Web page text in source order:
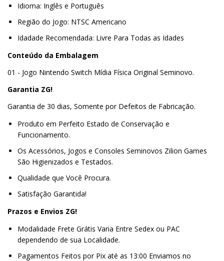
Idioma: Inglês e Português
Região do Jogo: NTSC Americano
Idadade Recomendada: Livre Para Todas as Idades
Conteúdo da Embalagem
01 - Jogo Nintendo Switch Mídia Física Original Seminovo.
Garantia ZG!
Garantia de 30 dias, Somente por Defeitos de Fabricação.
Produto em Perfeito Estado de Conservação e
Funcionamento.
Os Acessórios, Jogos e Consoles Seminovos Zilion Games
São Higienizados e Testados.
Qualidade que Você Procura.
Satisfação Garantida!
Prazos e Envios ZG!
Modalidade Frete Grátis Varia Entre Sedex ou PAC
dependendo de sua Localidade.
Pagamentos Feitos por Pix até as 13:00 Enviamos no